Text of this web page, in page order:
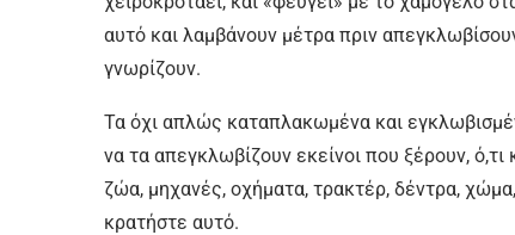
αυτό και λαμβάνουν μέτρα πριν
γνωρίζουν.
Τα όχι απλώς καταπλακωμένα και
να τα απεγκλωβίζουν εκείνοι που ξέρουν,
ζώα, μηχανές, οχήματα, τρακτέρ, δέντρα,
κρατήστε αυτό.